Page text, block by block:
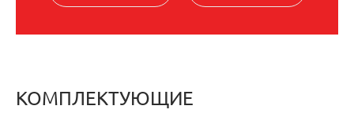
КОМПЛЕКТУЮЩИЕ